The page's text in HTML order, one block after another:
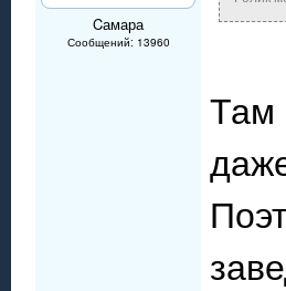
Cамара
Сообщений: 13960
Там